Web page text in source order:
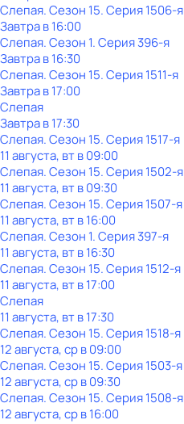
Слепая. Сезон 15. Серия 1506-я
Завтра в 16:00
Слепая. Сезон 1. Серия 396-я
Завтра в 16:30
Слепая. Сезон 15. Серия 1511-я
Завтра в 17:00
Слепая
Завтра в 17:30
Слепая. Сезон 15. Серия 1517-я
11 августа, вт в 09:00
Слепая. Сезон 15. Серия 1502-я
11 августа, вт в 09:30
Слепая. Сезон 15. Серия 1507-я
11 августа, вт в 16:00
Слепая. Сезон 1. Серия 397-я
11 августа, вт в 16:30
Слепая. Сезон 15. Серия 1512-я
11 августа, вт в 17:00
Слепая
11 августа, вт в 17:30
Слепая. Сезон 15. Серия 1518-я
12 августа, ср в 09:00
Слепая. Сезон 15. Серия 1503-я
12 августа, ср в 09:30
Слепая. Сезон 15. Серия 1508-я
12 августа, ср в 16:00